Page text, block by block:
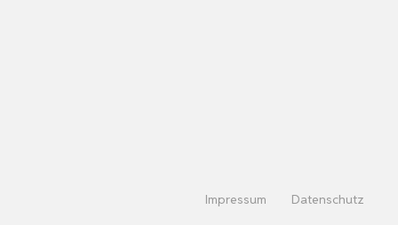
Impressum Datenschutz